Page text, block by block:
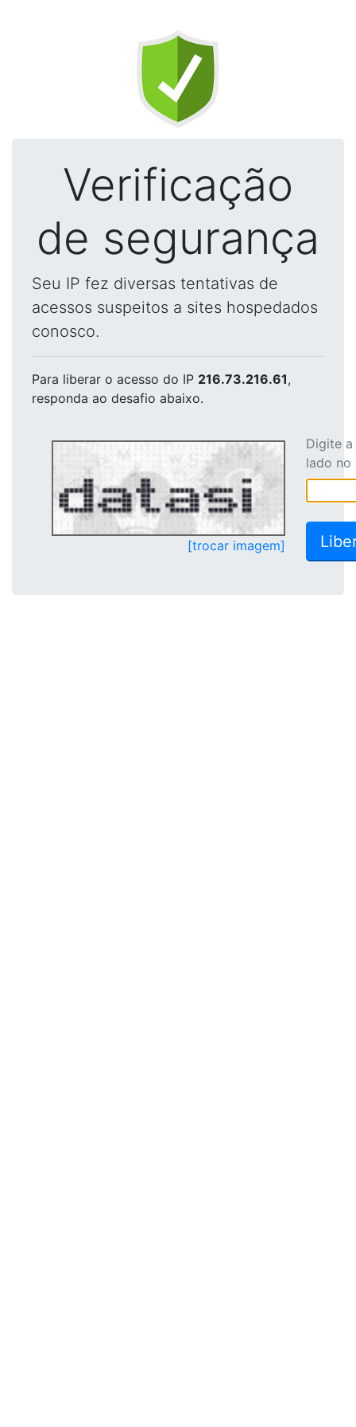
Verificação
de segurança
Seu IP fez diversas tentativas de
acessos suspeitos a sites hospedados
conosco.
Para liberar o acesso do IP 216.73.216.61,
responda ao desafio abaixo.
[trocar imagem]
Digite
lado no